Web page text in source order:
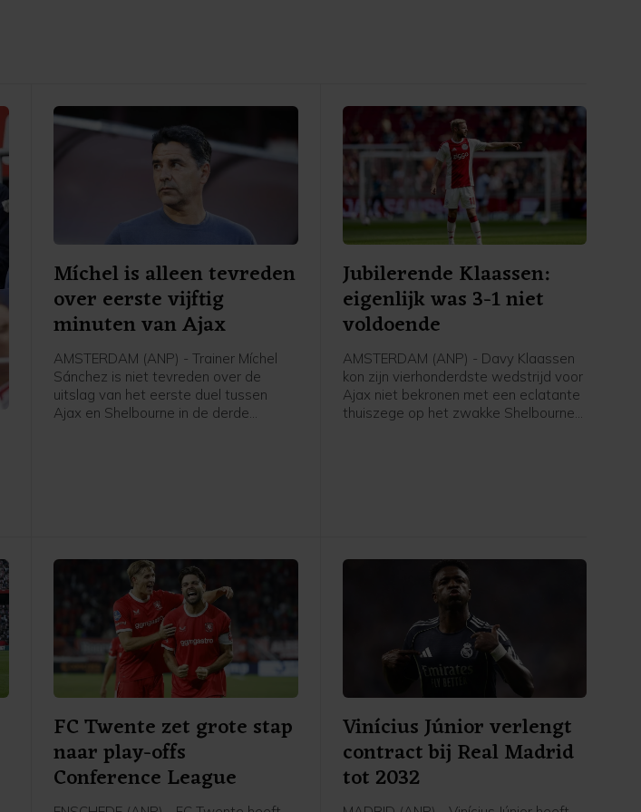
Míchel is alleen tevreden
over eerste vijftig
minuten van Ajax
AMSTERDAM (ANP) - Trainer Míchel
Sánchez is niet tevreden over de
uitslag van het eerste duel tussen
Ajax en Shelbourne in de derde
een counter. Dat was niet goed."
Jubilerende Klaassen:
eigenlijk was 3-1 niet
voldoende
AMSTERDAM (ANP) - Davy Klaassen
kon zijn vierhonderdste wedstrijd voor
Ajax niet bekronen met een eclatante
thuiszege op het zwakke Shelbourne
de tegenstander."
FC Twente zet grote stap
naar play-offs
Conference League
Vinícius Júnior verlengt
contract bij Real Madrid
tot 2032